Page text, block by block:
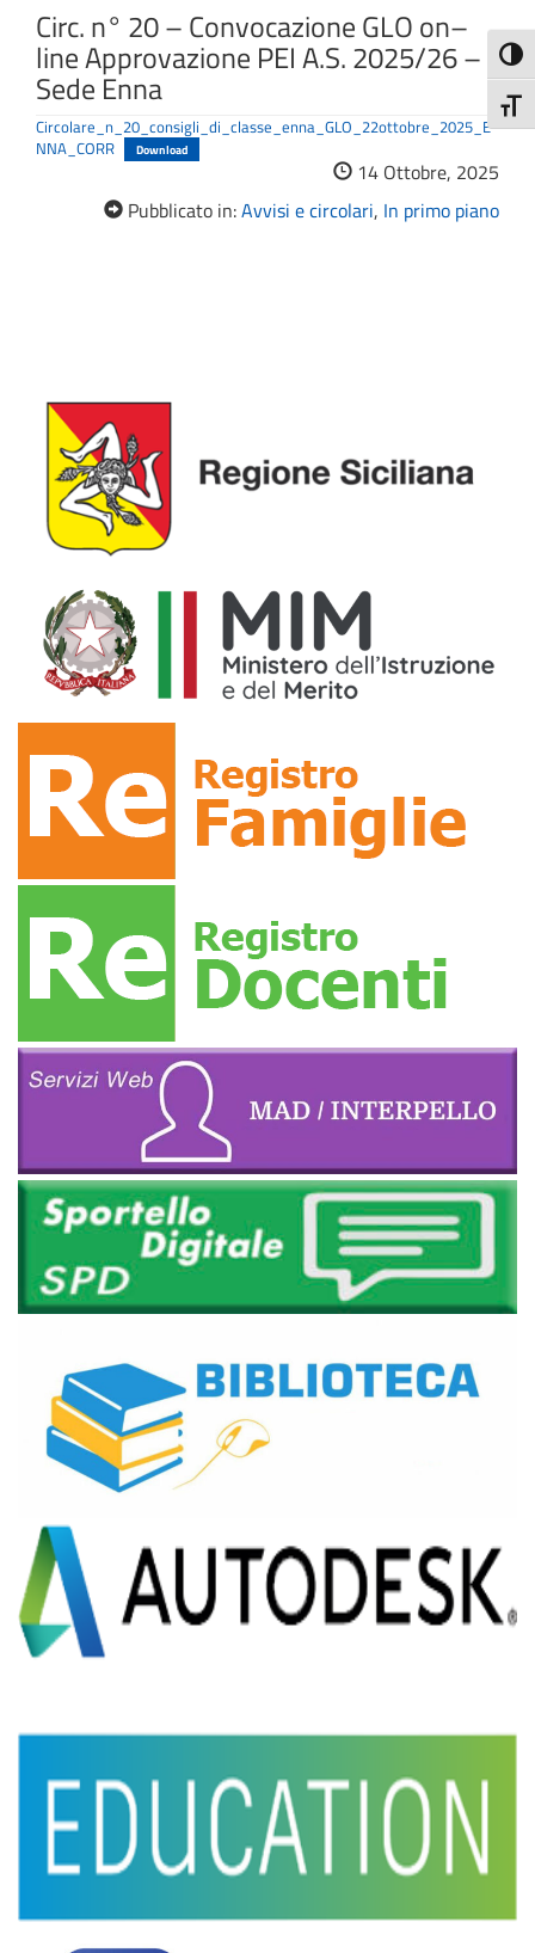
Circ. n° 20 – Convocazione GLO on–
line Approvazione PEI A.S. 2025/26 –
Sede Enna
Circolare_n_20_consigli_di_classe_enna_GLO_22ottobre_2025_E
NNA_CORR
Download
14 Ottobre, 2025
Pubblicato in:Avvisi e circolari, In primo piano